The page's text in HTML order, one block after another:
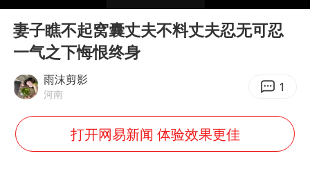
38岁演员求职万岁山NPC成功
胜宏科技：股票交易异常波动
国乒男单横滨冠军赛全军覆没
美股存储板块集体大跌
Play
妻子瞧不起窝囊丈夫不料丈夫忍无可忍
一气之下悔恨终身
雨沫剪影
河南 1
打开网易新闻 体验效果更佳